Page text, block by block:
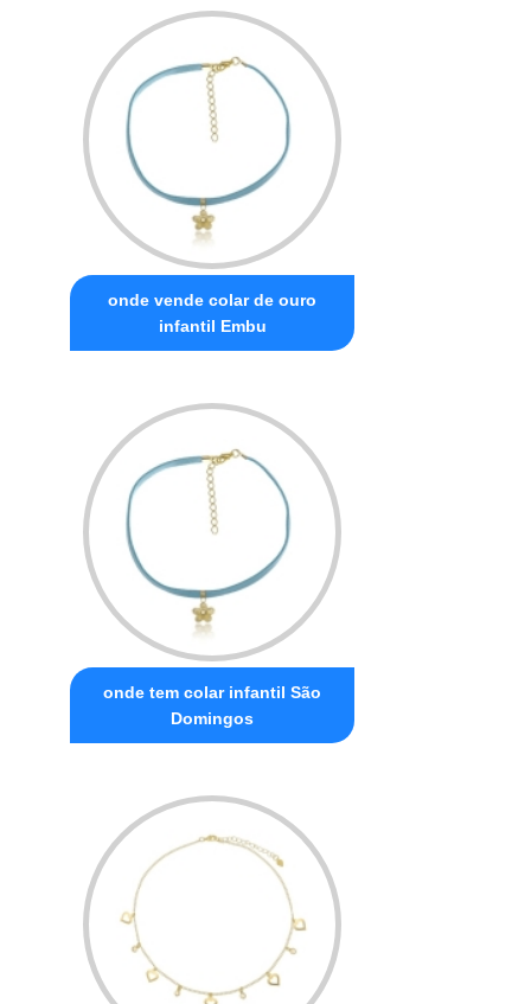
onde vende colar de ouro
infantil Embu
onde tem colar infantil São
Domingos